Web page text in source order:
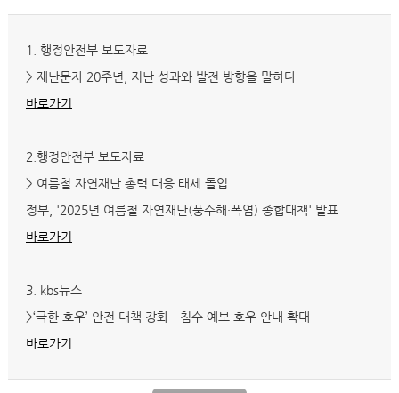
1. 행정안전부 보도자료
> 재난문자 20주년, 지난 성과와 발전 방향을 말하다
바로가기
2.행정안전부 보도자료
> 여름철 자연재난 총력 대응 태세 돌입
정부, '2025년 여름철 자연재난(풍수해·폭염) 종합대책' 발표
바로가기
3. kbs뉴스
>‘극한 호우’ 안전 대책 강화…침수 예보·호우 안내 확대
바로가기